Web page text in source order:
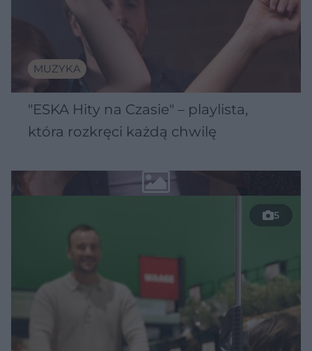
MUZYKA
"ESKA Hity na Czasie" – playlista,
która rozkręci każdą chwilę
5